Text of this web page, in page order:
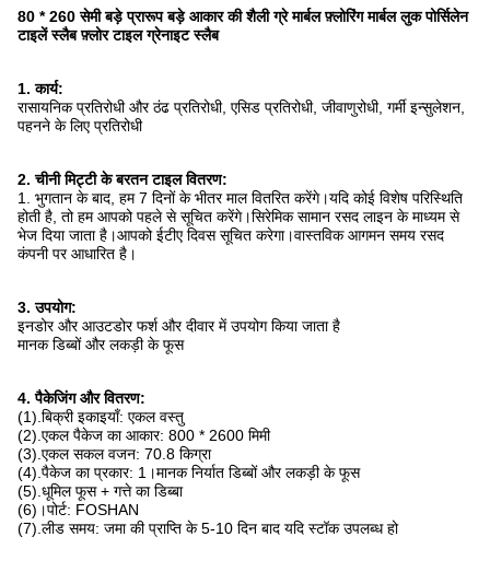
80 * 260 सेमी बड़े प्रारूप बड़े आकार की शैली ग्रे मार्बल फ़्लोरिंग मार्बल लुक पोर्सिलेन
टाइलें स्लैब फ़्लोर टाइल ग्रेनाइट स्लैब
1. कार्य:
रासायनिक प्रतिरोधी और ठंढ प्रतिरोधी, एसिड प्रतिरोधी, जीवाणुरोधी, गर्मी इन्सुलेशन,
पहनने के लिए प्रतिरोधी
2. चीनी मिट्टी के बरतन टाइल वितरण:
1. भुगतान के बाद, हम 7 दिनों के भीतर माल वितरित करेंगे।यदि कोई विशेष परिस्थिति
होती है, तो हम आपको पहले से सूचित करेंगे।सिरेमिक सामान रसद लाइन के माध्यम से
भेज दिया जाता है।आपको ईटीए दिवस सूचित करेगा।वास्तविक आगमन समय रसद
कंपनी पर आधारित है।
3. उपयोग:
इनडोर और आउटडोर फर्श और दीवार में उपयोग किया जाता है
मानक डिब्बों और लकड़ी के फूस
4. पैकेजिंग और वितरण:
(1).बिक्री इकाइयाँ: एकल वस्तु
(2).एकल पैकेज का आकार: 800 * 2600 मिमी
(3).एकल सकल वजन: 70.8 किग्रा
(4).पैकेज का प्रकार: 1।मानक निर्यात डिब्बों और लकड़ी के फूस
(5).धूमिल फूस + गत्ते का डिब्बा
(6)।पोर्ट: FOSHAN
(7).लीड समय: जमा की प्राप्ति के 5-10 दिन बाद यदि स्टॉक उपलब्ध हो